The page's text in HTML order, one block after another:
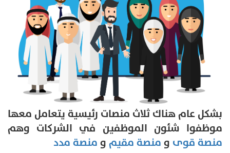
بشكل عام هناك ثلاث منصات رئيسية يتعامل معها
موظفوا شئون الموظفين في الشركات وهم
منصة قوى ومنصة مقيمومنصة مدد